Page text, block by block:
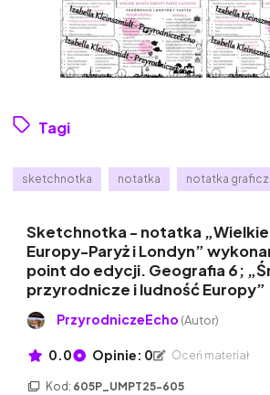
Tagi
sketchnotka notatka notatka
Sketchnotka - notatka
Europy-Paryż i Londyn”
point do edycji. Geografia 6;
przyrodnicze i ludność Europy”
PrzyrodniczeEcho (Autor)
0.0 Opinie: 0 Oceń materiał
Kod: 605P_UMPT25-605